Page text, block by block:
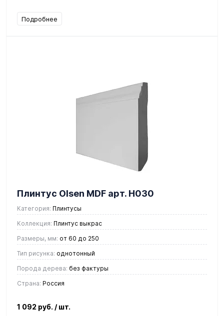
Подробнее
Плинтус Olsen MDF арт. Н030
Категория: Плинтусы
Коллекция: Плинтус выкрас
Размеры, мм: от 60 до 250
Тип рисунка: однотонный
Порода дерева: без фактуры
Страна: Россия
1 092 руб. / шт.